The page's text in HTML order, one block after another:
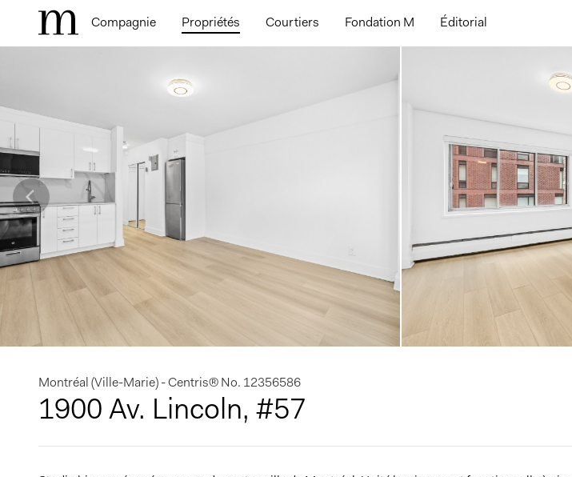
Compagnie Propriétés Courtiers Fondation M Éditorial
Montréal (Ville-Marie) - Centris® No. 12356586
1900 Av. Lincoln, #57